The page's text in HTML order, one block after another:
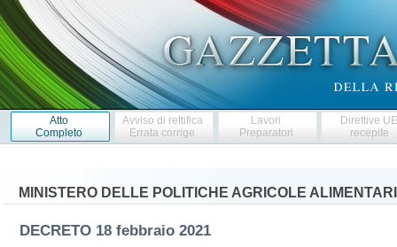
Atto
Completo
Avviso di rettifica
Errata corrige
Lavori
Preparatori
Direttive
recepite
MINISTERO DELLE POLITICHE AGRICOLE
DECRETO 18 febbraio 2021